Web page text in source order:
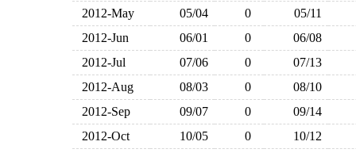
2012-May
05/04 0
05/11
2012-Jun
06/01 0
06/08
2012-Jul
07/06 0
07/13
2012-Aug
08/03 0
08/10
2012-Sep
09/07 0
09/14
2012-Oct
10/05 0
10/12